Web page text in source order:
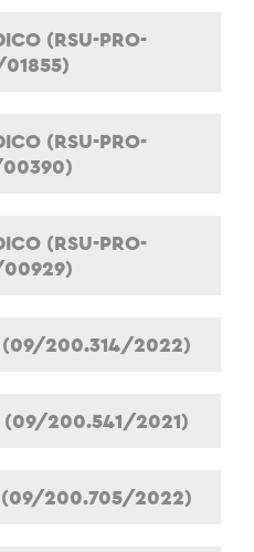
(RSU-PRO-
(RSU-PRO-
(RSU-PRO-
(09/200.314/2022)
(09/200.541/2021)
(09/200.705/2022)